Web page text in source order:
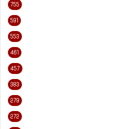
755
591
553
461
457
383
279
272